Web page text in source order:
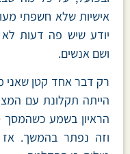
אישיות שלא חשפתי
יודע שיש פה דעות
ושם אנשים.
רק דבר אחד קטן שאני
הייתה תקלונת עם
הראיון בשמע כשהמסך
וזה נפתר בהמשך. אז